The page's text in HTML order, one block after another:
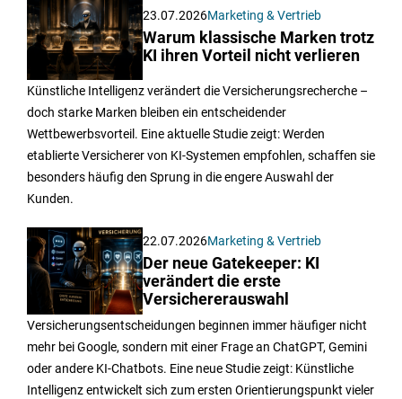
23.07.2026Marketing & Vertrieb
Warum klassische Marken trotz
KI ihren Vorteil nicht verlieren
Künstliche Intelligenz verändert die Versicherungsrecherche –
doch starke Marken bleiben ein entscheidender
Wettbewerbsvorteil. Eine aktuelle Studie zeigt: Werden
etablierte Versicherer von KI-Systemen empfohlen, schaffen sie
besonders häufig den Sprung in die engere Auswahl der
Kunden.
22.07.2026Marketing & Vertrieb
Der neue Gatekeeper: KI
verändert die erste
Versichererauswahl
Versicherungsentscheidungen beginnen immer häufiger nicht
mehr bei Google, sondern mit einer Frage an ChatGPT, Gemini
oder andere KI-Chatbots. Eine neue Studie zeigt: Künstliche
Intelligenz entwickelt sich zum ersten Orientierungspunkt vieler